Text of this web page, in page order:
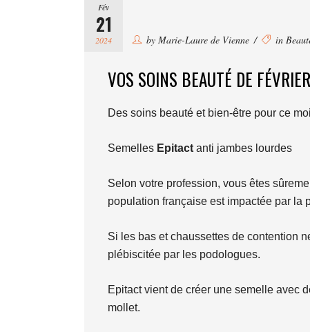
Fév
21
2024 by Marie-Laure de Vienne in
VOS SOINS BEAUTÉ DE
Des soins beauté et bien-être pour ce
Semelles Epitact anti jambes lourdes
Selon votre profession, vous êtes
population française est impactée par la
Si les bas et chaussettes de contention
plébiscitée par les podologues.
Epitact vient de créer une semelle avec
mollet.